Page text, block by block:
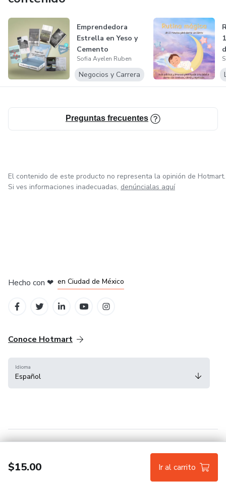
Emprendedora
Estrella en Yeso y
Cemento
Sofia Ayelen Ruben
Negocios y Carrera
Preguntas frecuentes
$15.00 Ir al carrito
El contenido de este producto no representa la opinión de Hotmart.
Si ves informaciones inadecuadas, denúncialas aquí
Hecho con ❤ en Ciudad de México
Conoce Hotmart
Idioma
Español